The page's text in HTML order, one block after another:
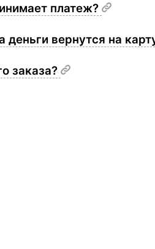
платеж?
деньги вернутся на
заказа?